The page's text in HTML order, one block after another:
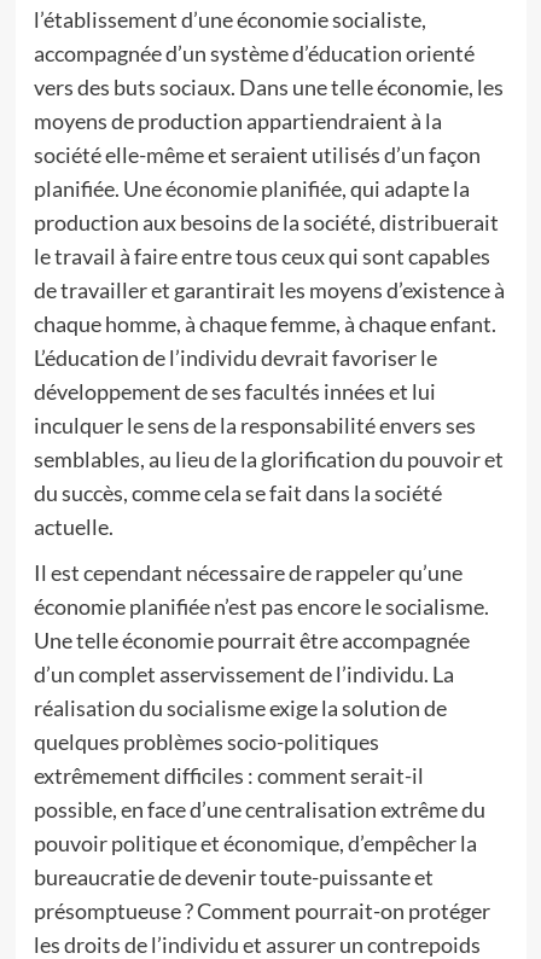
l’établissement d’une économie socialiste,
accompagnée d’un système d’éducation orienté
vers des buts sociaux. Dans une telle économie, les
moyens de production appartiendraient à la
société elle-même et seraient utilisés d’un façon
planifiée. Une économie planifiée, qui adapte la
production aux besoins de la société, distribuerait
le travail à faire entre tous ceux qui sont capables
de travailler et garantirait les moyens d’existence à
chaque homme, à chaque femme, à chaque enfant.
L’éducation de l’individu devrait favoriser le
développement de ses facultés innées et lui
inculquer le sens de la responsabilité envers ses
semblables, au lieu de la glorification du pouvoir et
du succès, comme cela se fait dans la société
actuelle.
Il est cependant nécessaire de rappeler qu’une
économie planifiée n’est pas encore le socialisme.
Une telle économie pourrait être accompagnée
d’un complet asservissement de l’individu. La
réalisation du socialisme exige la solution de
quelques problèmes socio-politiques
extrêmement difficiles : comment serait-il
possible, en face d’une centralisation extrême du
pouvoir politique et économique, d’empêcher la
bureaucratie de devenir toute-puissante et
présomptueuse ? Comment pourrait-on protéger
les droits de l’individu et assurer un contrepoids